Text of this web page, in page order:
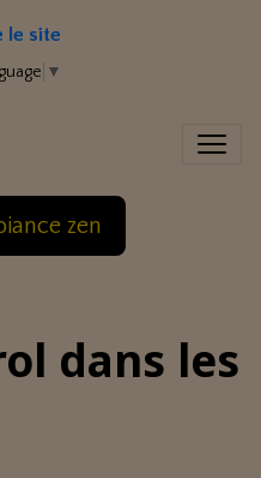
le site
▼
zen
dans les